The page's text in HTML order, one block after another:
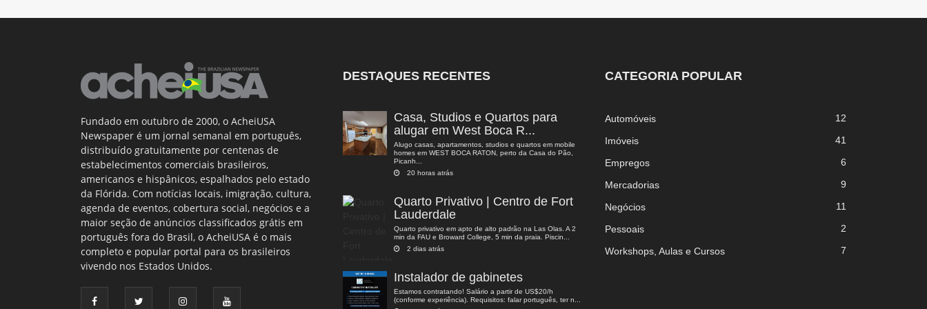
Fundado em outubro de 2000, o AcheiUSA
Newspaper é um jornal semanal em português,
distribuído gratuitamente por centenas de
estabelecimentos comerciais brasileiros,
americanos e hispânicos, espalhados pelo estado
da Flórida. Com notícias locais, imigração, cultura,
agenda de eventos, cobertura social, negócios e a
maior seção de anúncios classificados grátis em
português fora do Brasil, o AcheiUSA é o mais
completo e popular portal para os brasileiros
vivendo nos Estados Unidos.
DESTAQUES RECENTES
Casa, Studios e Quartos para
alugar em West Boca R...
Alugo casas, apartamentos, studios e quartos em mobile
homes em WEST BOCA RATON, perto da Casa do Pão,
Picanh...
20 horas atrás
Quarto Privativo | Centro de Fort
Lauderdale
Quarto privativo em apto de alto padrão na Las Olas. A 2
min da FAU e Broward College, 5 min da praia. Piscin...
2 dias atrás
Instalador de gabinetes
Estamos contratando! Salário a partir de US$20/h
(conforme experiência). Requisitos: falar português, ter n...
CATEGORIA POPULAR
Automóveis 12
Imóveis 41
Empregos 6
Mercadorias 9
Negócios 11
Pessoais 2
Workshops, Aulas e Cursos 7